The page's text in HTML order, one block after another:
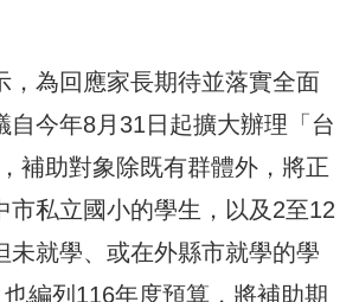
，為回應家長期待並落實全面
自今年8月31日起擴大辦理「台
補助對象除既有群體外，將正
市私立國小的學生，以及2至12
未就學、或在外縣市就學的學
編列116年度預算，將補助期